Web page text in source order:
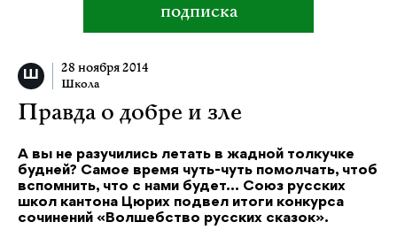
подписка
28 ноября 2014
Школа
Правда о добре и зле
А вы не разучились летать в жадной толкучке
будней? Самое время чуть-чуть помолчать, чтоб
вспомнить, что с нами будет… Союз русских
школ кантона Цюрих подвел итоги конкурса
сочинений «Волшебство русских сказок».